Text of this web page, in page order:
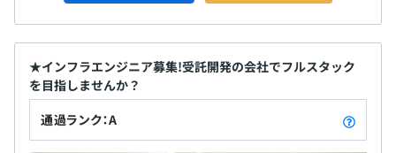
★インフラエンジニア募集!受託開発の会社でフルスタック
を目指しませんか？
通過ランク：A